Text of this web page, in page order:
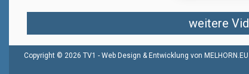
weitere
Copyright © 2026 TV1 - Web Design & Entwicklung von MELHORN.EU